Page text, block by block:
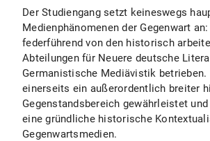
Der Studiengang setzt keineswegs
Medienphänomenen der Gegenwart
federführend von den historisch
Abteilungen für Neuere deutsche
Germanistische Mediävistik
einerseits ein außerordentlich breiter
Gegenstandsbereich gewährleistet
eine gründliche historische
Gegenwartsmedien.